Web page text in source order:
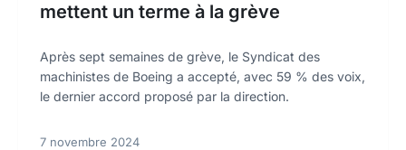
mettent un terme à la grève
Après sept semaines de grève, le Syndicat des
machinistes de Boeing a accepté, avec 59 % des voix,
le dernier accord proposé par la direction.
7 novembre 2024